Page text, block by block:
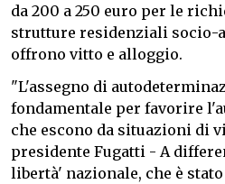
da 200 a 250 euro per le
strutture residenziali socio-
offrono vitto e alloggio.
"L'assegno di
fondamentale per favorire
che escono da situazioni di
presidente Fugatti - A
libertà' nazionale, che è